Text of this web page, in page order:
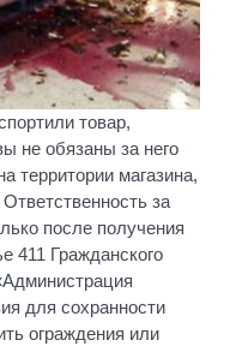
товар,
не обязаны за него
территории магазина,
за
после получения
411 Гражданского
для сохранности
ограждения или